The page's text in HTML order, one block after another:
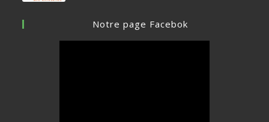
Notre page Facebok